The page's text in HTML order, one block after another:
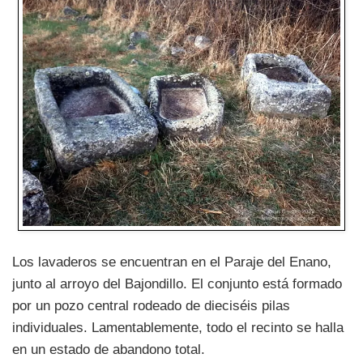
Los lavaderos se encuentran en el Paraje del Enano,
junto al arroyo del Bajondillo. El conjunto está formado
por un pozo central rodeado de dieciséis pilas
individuales. Lamentablemente, todo el recinto se halla
en un estado de abandono total.